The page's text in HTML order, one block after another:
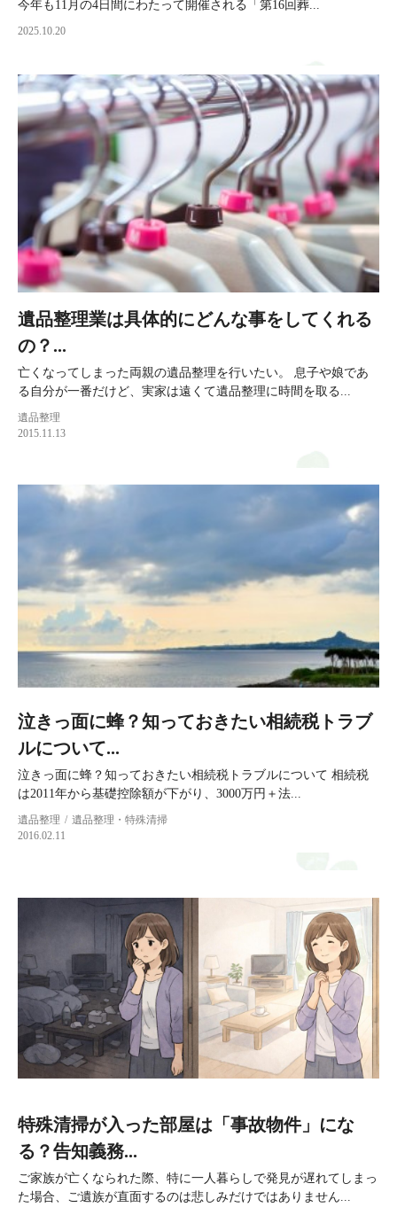
今年も11月の4日間にわたって開催される「第16回葬...
2025.10.20
遺品整理業は具体的にどんな事をしてくれる
の？...
亡くなってしまった両親の遺品整理を行いたい。 息子や娘であ
る自分が一番だけど、実家は遠くて遺品整理に時間を取る...
遺品整理
2015.11.13
泣きっ面に蜂？知っておきたい相続税トラブ
ルについて...
泣きっ面に蜂？知っておきたい相続税トラブルについて 相続税
は2011年から基礎控除額が下がり、3000万円＋法...
遺品整理
遺品整理・特殊清掃
2016.02.11
特殊清掃が入った部屋は「事故物件」にな
る？告知義務...
ご家族が亡くなられた際、特に一人暮らしで発見が遅れてしまっ
た場合、ご遺族が直面するのは悲しみだけではありません...